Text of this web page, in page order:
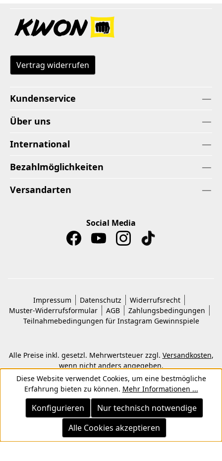
Vertrag widerrufen
Kundenservice
Über uns
International
Bezahlmöglichkeiten
Versandarten
Social Media
Impressum Datenschutz
Widerrufsrecht
Muster-Widerrufsformular
AGB
Zahlungsbedingungen
Teilnahmebedingungen für Instagram Gewinnspiele
Alle Preise inkl. gesetzl. Mehrwertsteuer zzgl. Versandkosten,
wenn nicht anders angegeben.
© 2026 Copyright © Kwon KG. Alle Rechte vorbehalten.
Diese Website verwendet Cookies, um eine bestmögliche
Erfahrung bieten zu können. Mehr Informationen ...
Nur technisch notwendige
Konfigurieren
Alle Cookies akzeptieren